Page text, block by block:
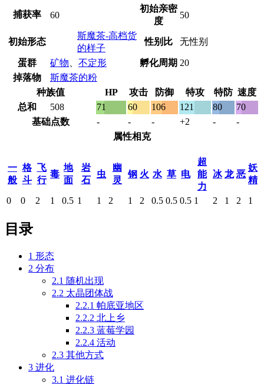
捕获率 60
初始亲密
度
50
初始形态
斯魔茶-高档货
的样子
性别比 无性别
蛋群 矿物 不定形 孵化周期 20
掉落物
斯魔茶的粉
种族值
HP 攻击 防御 特攻 特防 速度
总和
508 71 60 106 121 80
70
基础点数
- - - +2 -
-
属性相克
一
般
格
斗
飞
行
毒
地
面
岩
石
虫
幽
灵
钢 火 水 草 电
超
能
力
冰 龙 恶
妖
精
0 0 2 1 0.5 1 1 2 1 2 0.5 0.5 0.5 1 2 1 2 1
目录
1 形态
2 分布
2.1 随机出现
2.2 太晶团体战
2.2.1 帕底亚地区
2.2.2 北上乡
2.2.3 蓝莓学园
2.2.4 活动
2.3 其他方式
3 进化
3.1 进化链